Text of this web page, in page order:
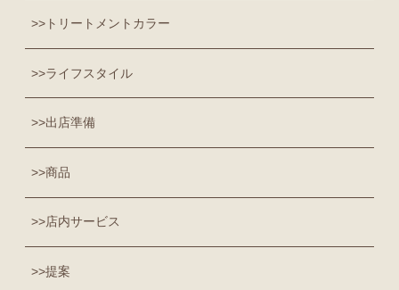
トリートメントカラー
ライフスタイル
出店準備
商品
店内サービス
提案